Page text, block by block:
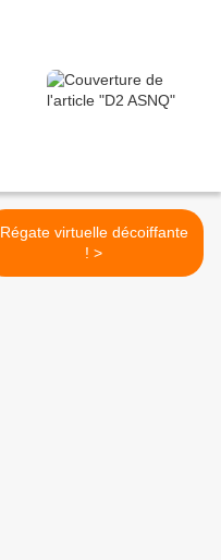
Régate virtuelle décoiffante
! >